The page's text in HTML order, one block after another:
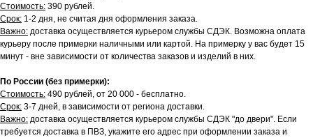
Стоимость: 390 рублей.
Срок: 1-2 дня, не считая дня оформления заказа.
Важно: доставка осуществляется курьером службы СДЭК. Возможна оплата
курьеру после примерки наличными или картой. На примерку у вас будет 15
минут - вне зависимости от количества заказов и изделий в них.
По России (без примерки):
Стоимость: 490 рублей, от 20 000 - бесплатно.
Срок: 3-7 дней, в зависимости от региона доставки.
Важно: доставка осуществляется курьером службы СДЭК "до двери". Если
требуется доставка в ПВЗ, укажите его адрес при оформлении заказа и